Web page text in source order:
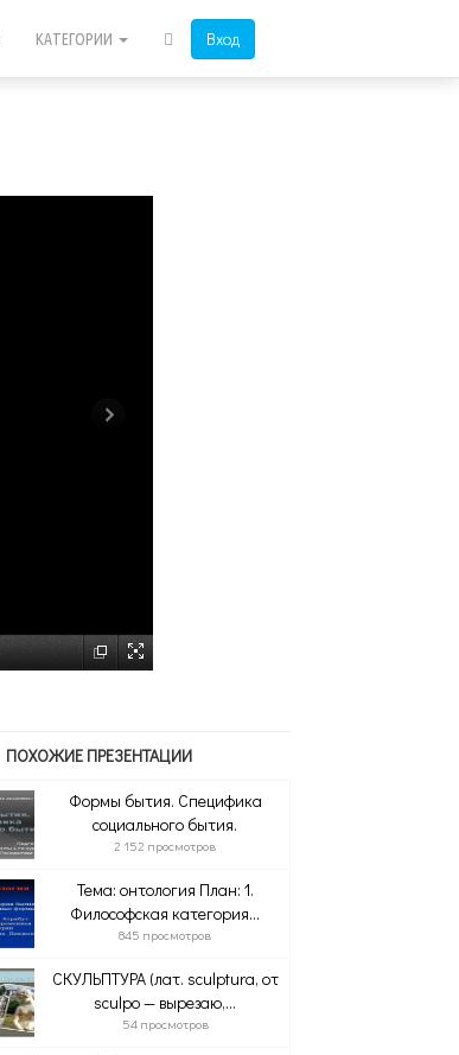
Вход
КАТЕГОРИИ
ПОХОЖИЕ ПРЕЗЕНТАЦИИ
Формы бытия. Специфика
социального бытия.
2 152 просмотров
Тема: онтология План: 1.
Философская категория...
845 просмотров
СКУЛЬПТУРА (лат. sculptura, от
sculpo — вырезаю,...
54 просмотров